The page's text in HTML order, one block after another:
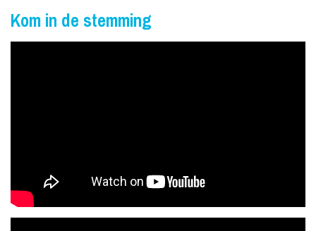
zaal via de Coronas Hotline midden in het publiek. De groep
speelt het nummer direct met de nodige vocale, muzikale én
zien! Met originele filmbeelden, eigengemaakte animaties,
schitterend decor en een verrassend flexibele vleugel. Dit, in
combinatie met hun aanstekelijke optreden, zorgt voor een
Kom in de stemming